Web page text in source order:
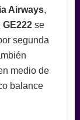
Airways,
GE222se
segunda
medio de
balance